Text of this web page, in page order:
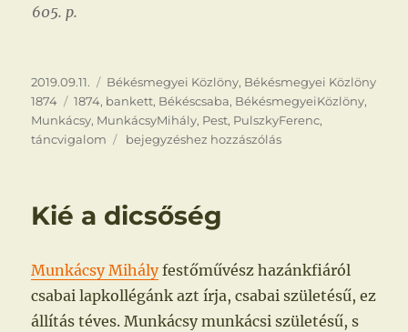
605. p.
Közzétéve
2019.09.11. Kategória
Békésmegyei Közlöny, Békésmegyei Közlöny
1874
Címke
1874, bankett, Békéscsaba, BékésmegyeiKözlöny,
Munkácsy, MunkácsyMihály, Pest, PulszkyFerenc,
táncvigalom
Bankett
bejegyzéshez hozzászólás
Kié a dicsőség
Munkácsy Mihályfestőművész hazánkfiáról
csabai lapkollégánk azt írja, csabai születésű, ez
állítás téves. Munkácsy munkácsi születésű, s